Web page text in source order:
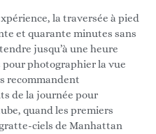
la traversée à pied
et quarante minutes sans
jusqu’à une heure
pour photographier la vue
recommandent
de la journée pour
quand les premiers
ciels de Manhattan